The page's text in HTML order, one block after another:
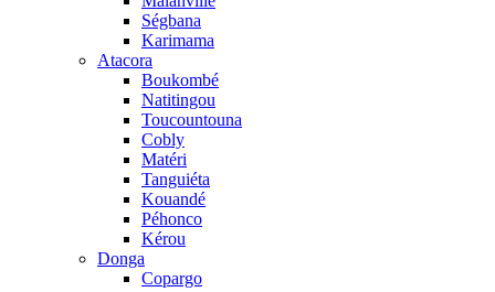
Ségbana
Karimama
Atacora
Boukombé
Natitingou
Toucountouna
Cobly
Matéri
Tanguiéta
Kouandé
Péhonco
Kérou
Donga
Copargo